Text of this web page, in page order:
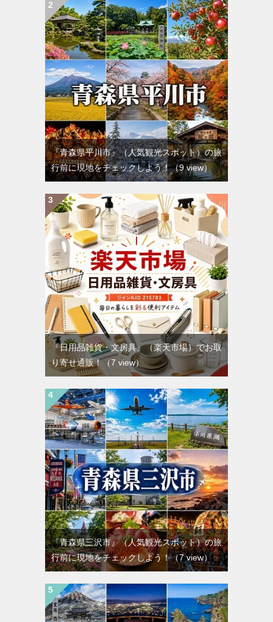
『青森県平川市』（人気観光スポット）の旅
行前に現地をチェックしよう！（9 view）
『日用品雑貨・文房具』（楽天市場）でお取
り寄せ通販！（7 view）
『青森県三沢市』（人気観光スポット）の旅
行前に現地をチェックしよう！（7 view）